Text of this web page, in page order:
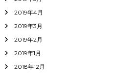
2019年4月
2019年3月
2019年2月
2019年1月
2018年12月